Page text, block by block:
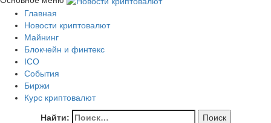
Новости криптовалют
Новости криптовалют
Главная
Новости криптовалют
Майнинг
Блокчейн и финтекс
ICO
События
Биржи
Курс криптовалют
Найти: